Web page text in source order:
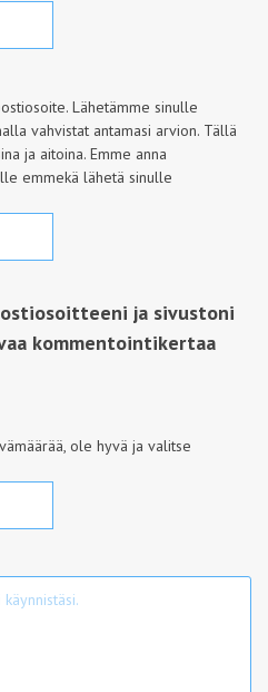
Lähetämme sinulle
vahvistat antamasi arvion. Tällä
ja aitoina. Emme anna
emmekä lähetä sinulle
ja sivustoni
kommentointikertaa
ole hyvä ja valitse